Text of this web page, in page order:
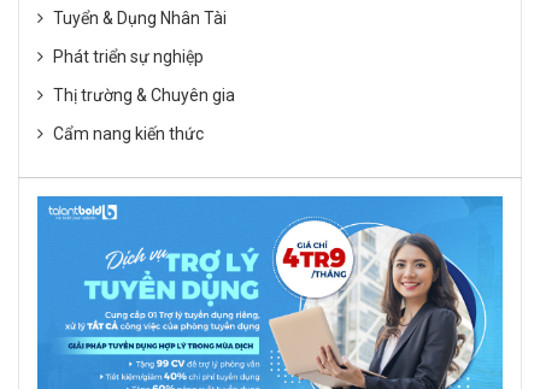
Tuyển & Dụng Nhân Tài
Phát triển sự nghiệp
Thị trường & Chuyên gia
Cẩm nang kiến thức